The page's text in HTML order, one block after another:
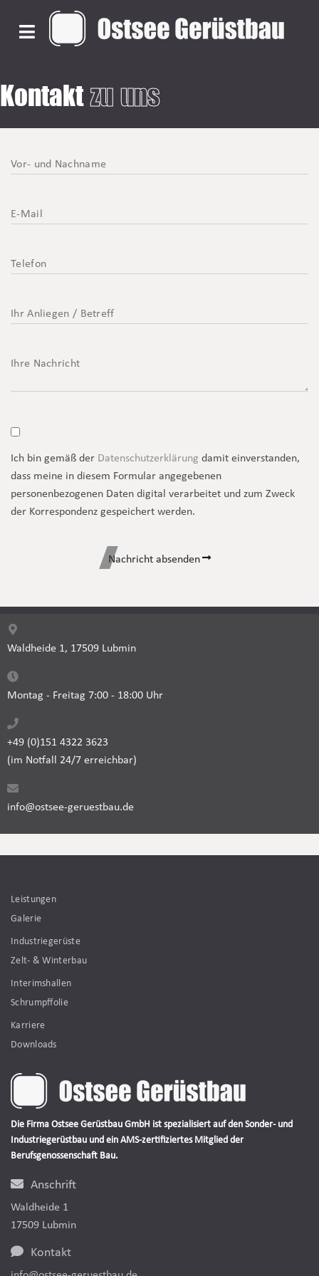
Kontaktzu uns
Ich bin gemäß der Datenschutzerklärung damit einverstanden,
dass meine in diesem Formular angegebenen
personenbezogenen Daten digital verarbeitet und zum Zweck
der Korrespondenz gespeichert werden.
Waldheide 1, 17509 Lubmin
Montag - Freitag 7:00 - 18:00 Uhr
+49 (0)151 4322 3623
(im Notfall 24/7 erreichbar)
info@ostsee-geruestbau.de
Leistungen
Galerie
Industriegerüste
Zelt- & Winterbau
Interimshallen
Schrumpffolie
Karriere
Downloads
Die Firma Ostsee Gerüstbau GmbH ist spezialisiert auf den Sonder- und
Industriegerüstbau und ein AMS-zertifiziertes Mitglied der
Berufsgenossenschaft Bau.
Anschrift
Waldheide 1
17509 Lubmin
Kontakt